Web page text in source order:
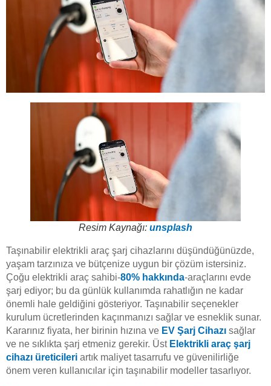
Resim Kaynağı: unsplash
Taşınabilir elektrikli araç şarj cihazlarını düşündüğünüzde,
yaşam tarzınıza ve bütçenize uygun bir çözüm istersiniz.
Çoğu elektrikli araç sahibi-80% hakkında-araçlarını evde
şarj ediyor; bu da günlük kullanımda rahatlığın ne kadar
önemli hale geldiğini gösteriyor. Taşınabilir seçenekler
kurulum ücretlerinden kaçınmanızı sağlar ve esneklik sunar.
Kararınız fiyata, her birinin hızına ve EV Şarj Cihazı sağlar
ve ne sıklıkta şarj etmeniz gerekir. Üst Elektrikli araç şarj
cihazı üreticileri artık maliyet tasarrufu ve güvenilirliğe
önem veren kullanıcılar için taşınabilir modeller tasarlıyor.